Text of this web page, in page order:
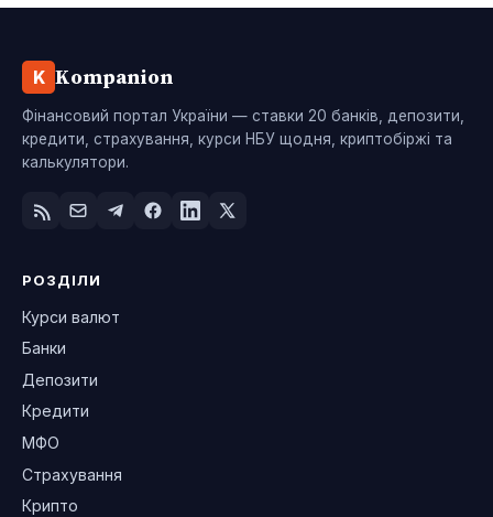
K Kompanion
Фінансовий портал України — ставки 20 банків, депозити,
кредити, страхування, курси НБУ щодня, криптобіржі та
калькулятори.
РОЗДІЛИ
Курси валют
Банки
Депозити
Кредити
МФО
Страхування
Крипто